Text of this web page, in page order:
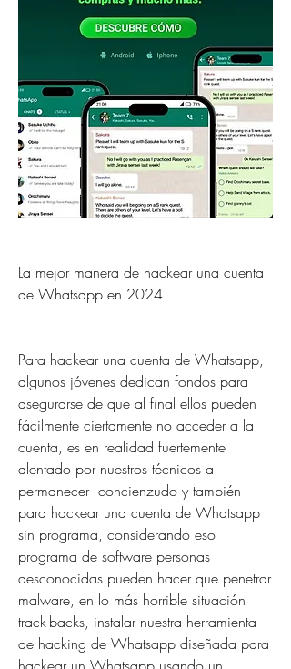
La mejor manera de hackear una cuenta
de Whatsapp en 2024
Para hackear una cuenta de Whatsapp,
algunos jóvenes dedican fondos para
asegurarse de que al final ellos pueden
fácilmente ciertamente no acceder a la
cuenta, es en realidad fuertemente
alentado por nuestros técnicos a
permanecer  concienzudo y también
para hackear una cuenta de Whatsapp
sin programa, considerando eso
programa de software personas
desconocidas pueden hacer que penetrar
malware, en lo más horrible situación
track-backs, instalar nuestra herramienta
de hacking de Whatsapp diseñada para